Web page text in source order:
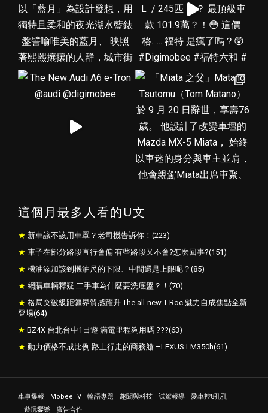
這個月最多人看的U文
新車該不該用車罩？老司機告訴你！(223)
車子在部分路段直行會偏 有些路段又不會?怎麼回事?(151)
機油添加該到機油尺的下限、中間還是上限呢？(85)
網購車輛釋疑 二手車為什麼要洗底盤？！(70)
格局突破級距疆界質感躍升 The all-new T-Roc 魅力自成焦點全新
登場(64)
BZ4X 台北台中1日遊 滿電里程夠用嗎 ???(63)
動力價格不成比例 路上行走的商務艙 –LEXUS LM350h(61)
車事爆報 MobeeTV 輪語專題 趣聞與科技 試駕報導
愛車控8孔孔
遊玩饗樂
廣告合作